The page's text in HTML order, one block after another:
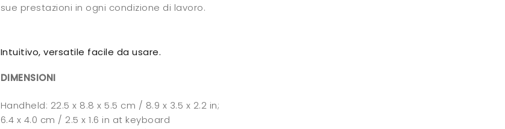
sue prestazioni in ogni condizione di lavoro.
Intuitivo, versatile facile da usare.
DIMENSIONI
Handheld: 22.5 x 8.8 x 5.5 cm / 8.9 x 3.5 x 2.2 in;
6.4 x 4.0 cm / 2.5 x 1.6 in at keyboard